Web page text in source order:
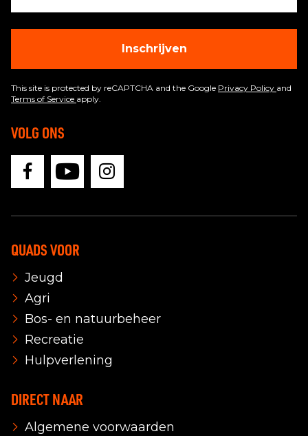
Inschrijven
This site is protected by reCAPTCHA and the Google Privacy Policy and
Terms of Service apply.
VOLG ONS
QUADS VOOR
Jeugd
Agri
Bos- en natuurbeheer
Recreatie
Hulpverlening
DIRECT NAAR
Algemene voorwaarden